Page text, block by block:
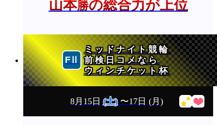
山本勝の総合力が上位
ミッドナイト競輪
前検日コメなら
ウィンチケット杯
8月15日(土)〜17日 (月)